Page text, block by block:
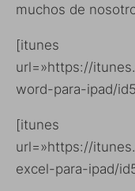
muchos de
[itunes
url=»https://
word-para-ipad/
[itunes
url=»https://
excel-para-ipad/